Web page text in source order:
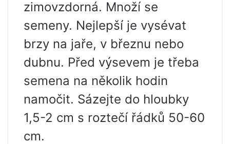
zimovzdorná. Množí se
semeny. Nejlepší je vysévat
brzy na jaře, v březnu nebo
dubnu. Před výsevem je třeba
semena na několik hodin
namočit. Sázejte do hloubky
1,5-2 cm s roztečí řádků 50-60
cm.